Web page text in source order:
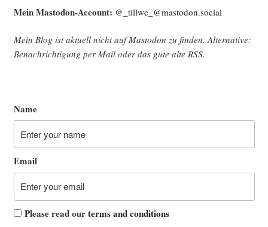
Mein Mast­o­don-Account: @_tillwe_@mastodon.social
Mein Blog ist aktu­ell nicht auf Mast­o­don zu fin­den. Alter­na­ti­ve:
Benach­rich­ti­gung per Mail oder das gute alte RSS.
Name
Email
Please read ourterms and conditions